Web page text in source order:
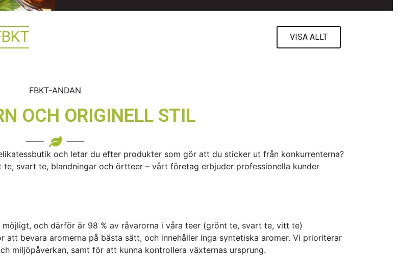
VISA ALLT
FBKT-ANDAN
OCH ORIGINELL STIL
och letar du efter produkter som gör att du sticker ut från konkurrenterna?
svart te, blandningar och örtteer – vårt företag erbjuder professionella kunder
och därför är 98 % av råvarorna i våra teer (grönt te, svart te, vitt te)
att bevara aromerna på bästa sätt, och innehåller inga syntetiska aromer. Vi prioriterar
miljöpåverkan, samt för att kunna kontrollera växternas ursprung.